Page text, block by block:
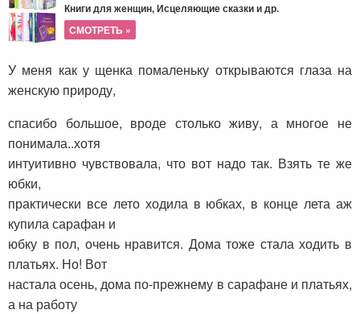
Книги для женщин, Исцеляющие сказки и др.
СМОТРЕТЬ »
У меня как у щенка помаленьку открываются глаза на
женскую природу,
спасибо большое, вроде столько живу, а многое не
понимала..хотя
интуитивно чувствовала, что вот надо так. Взять те же
юбки,
практически все лето ходила в юбках, в конце лета аж
купила сарафан и
юбку в пол, очень нравится. Дома тоже стала ходить в
платьях. Но! Вот
настала осень, дома по-прежнему в сарафане и платьях,
а на работу